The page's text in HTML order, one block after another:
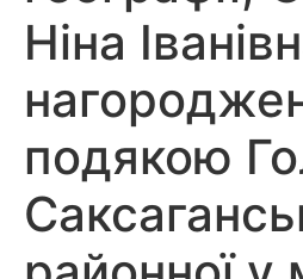
Ніна
подякою